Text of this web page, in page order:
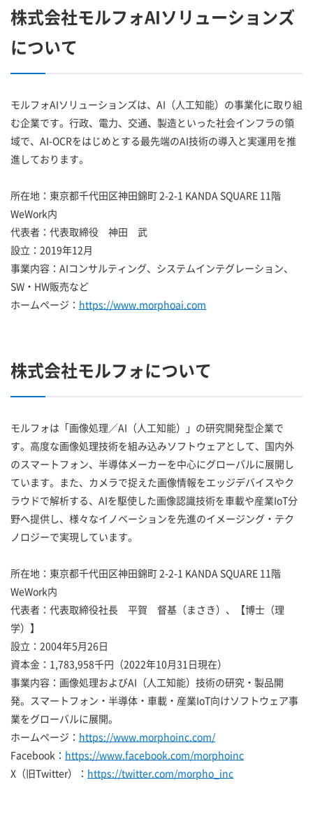
株式会社モルフォAIソリューションズ
について
モルフォAIソリューションズは、AI（人工知能）の事業化に取り組
む企業です。行政、電力、交通、製造といった社会インフラの領
域で、AI-OCRをはじめとする最先端のAI技術の導入と実運用を推
進しております。
所在地：東京都千代田区神田錦町 2-2-1 KANDA SQUARE 11階
WeWork内
代表者：代表取締役 神田 武
設立：2019年12月
事業内容：AIコンサルティング、システムインテグレーション、
SW・HW販売など
ホームページ： https://www.morphoai.com
株式会社モルフォについて
モルフォは「画像処理／AI（人工知能）」の研究開発型企業で
す。高度な画像処理技術を組み込みソフトウェアとして、国内外
のスマートフォン、半導体メーカーを中心にグローバルに展開し
ています。また、カメラで捉えた画像情報をエッジデバイスやク
ラウドで解析する、AIを駆使した画像認識技術を車載や産業IoT分
野へ提供し、様々なイノベーションを先進のイメージング・テク
ノロジーで実現しています。
所在地：東京都千代田区神田錦町 2-2-1 KANDA SQUARE 11階
WeWork内
代表者：代表取締役社長 平賀 督基（まさき）、【博士（理
学）】
設立：2004年5月26日
資本金：1,783,958千円（2022年10月31日現在）
事業内容：画像処理およびAI（人工知能）技術の研究・製品開
発。スマートフォン・半導体・車載・産業IoT向けソフトウェア事
業をグローバルに展開。
ホームページ： https://www.morphoinc.com/
Facebook： https://www.facebook.com/morphoinc
X（旧Twitter）： https://twitter.com/morpho_inc